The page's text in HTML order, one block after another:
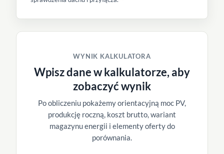
WYNIK KALKULATORA
Wpisz dane w kalkulatorze, aby
zobaczyć wynik
Po obliczeniu pokażemy orientacyjną moc PV,
produkcję roczną, koszt brutto, wariant
magazynu energii i elementy oferty do
porównania.